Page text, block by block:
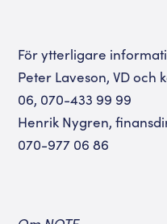
För ytterligare
Peter Laveson, VD
06, 070-433 99 99
Henrik Nygren,
070-977 06 86